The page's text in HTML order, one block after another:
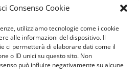
Consenso Cookie
utilizziamo tecnologie come i cookie
alle informazioni del dispositivo. Il
ci permetterà di elaborare dati come il
o ID unici su questo sito. Non
può influire negativamente su alcune